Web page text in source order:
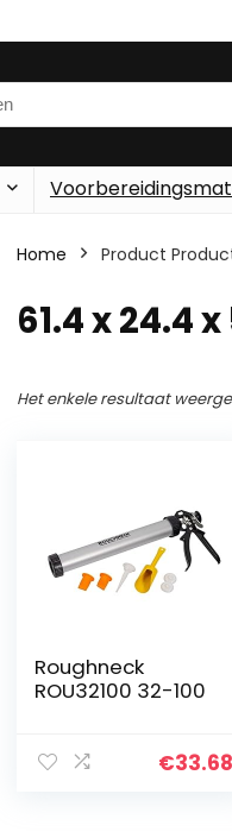
Home Product
‎61.4 x 24.4
Het enkele resultaat
Roughneck
ROU32100 32-100
€33.68